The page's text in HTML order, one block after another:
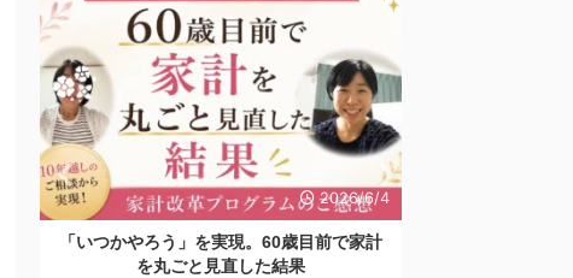
2026/6/4
「いつかやろう」を実現。60歳目前で家計
を丸ごと見直した結果